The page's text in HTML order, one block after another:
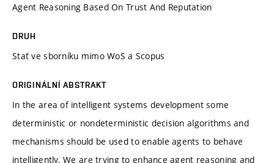
Agent Reasoning Based On Trust And Reputation
DRUH
Stať ve sborníku mimo WoS a Scopus
ORIGINÁLNÍ ABSTRAKT
In the area of intelligent systems development some
deterministic or nondeterministic decision algorithms and
mechanisms should be used to enable agents to behave
intelligently. We are trying to enhance agent reasoning and